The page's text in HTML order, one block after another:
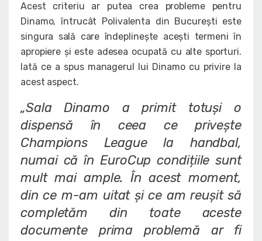
Acest criteriu ar putea crea probleme pentru
Dinamo, întrucât Polivalenta din București este
singura sală care îndeplinește acești termeni în
apropiere și este adesea ocupată cu alte sporturi.
Iată ce a spus managerul lui Dinamo cu privire la
acest aspect.
„Sala Dinamo a primit totuși o
dispensă în ceea ce privește
Champions League la handbal,
numai că în EuroCup condițiile sunt
mult mai ample. În acest moment,
din ce m-am uitat și ce am reușit să
completăm din toate aceste
documente prima problemă ar fi